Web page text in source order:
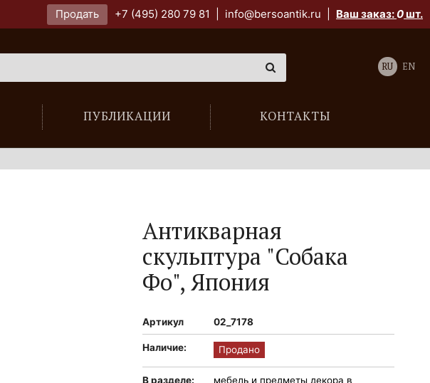
Продать +7 (495) 280 79 81 info@bersoantik.ru Ваш заказ:0шт.
ПУБЛИКАЦИИ КОНТАКТЫ
RU EN
Антикварная
скульптура "Собака
Фо", Япония
Артикул 02_7178
Наличие: Продано
В разделе:
мебель и предметы декора в